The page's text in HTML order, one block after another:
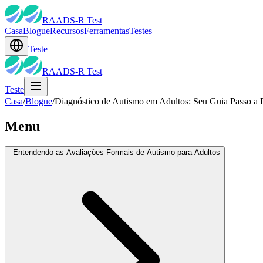
RAADS-R Test
CasaBlogueRecursosFerramentasTestes
Teste
RAADS-R Test
Teste
Casa/Blogue/Diagnóstico de Autismo em Adultos: Seu Guia Passo a
Menu
Entendendo as Avaliações Formais de Autismo para Adultos